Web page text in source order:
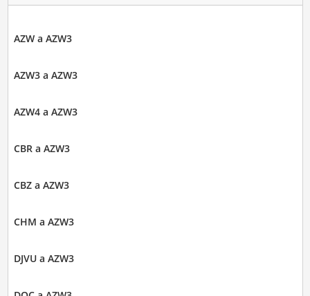
AZW a AZW3
AZW3 a AZW3
AZW4 a AZW3
CBR a AZW3
CBZ a AZW3
CHM a AZW3
DJVU a AZW3